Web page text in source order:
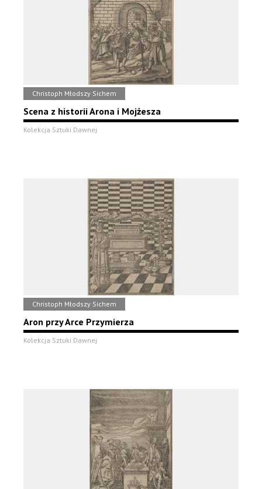
Christoph Młodszy Sichem
Scena z historii Arona i Mojżesza
Kolekcja Sztuki Dawnej
Christoph Młodszy Sichem
Aron przy Arce Przymierza
Kolekcja Sztuki Dawnej